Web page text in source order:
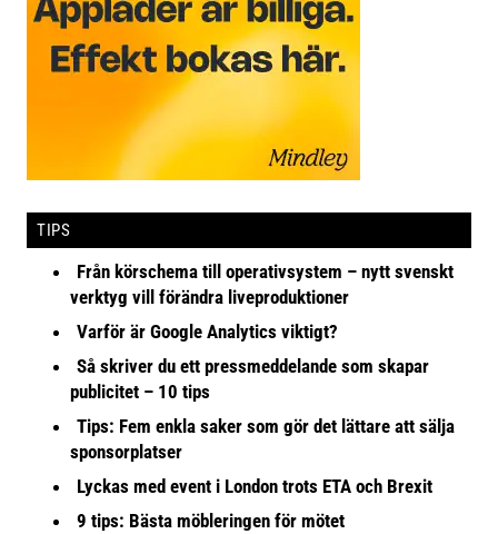
TIPS
Från körschema till operativsystem – nytt svenskt
verktyg vill förändra liveproduktioner
Varför är Google Analytics viktigt?
Så skriver du ett pressmeddelande som skapar
publicitet – 10 tips
Tips: Fem enkla saker som gör det lättare att sälja
sponsorplatser
Lyckas med event i London trots ETA och Brexit
9 tips: Bästa möbleringen för mötet